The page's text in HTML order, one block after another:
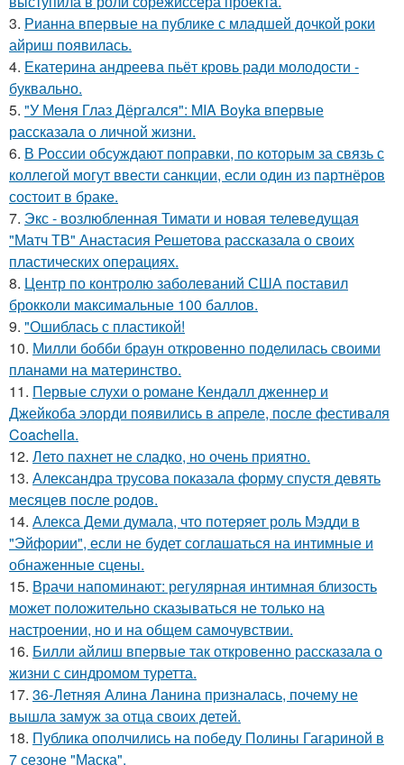
3. Рианна впервые на публике с младшей дочкой роки
айриш появилась.
4. Екатерина андреева пьёт кровь ради молодости -
буквально.
5. "У Меня Глаз Дёргался": MIA Boyka впервые
рассказала о личной жизни.
6. В России обсуждают поправки, по которым за связь с
коллегой могут ввести санкции, если один из партнёров
состоит в браке.
7. Экс - возлюбленная Тимати и новая телеведущая
"Матч ТВ" Анастасия Решетова рассказала о своих
пластических операциях.
8. Центр по контролю заболеваний США поставил
брокколи максимальные 100 баллов.
9. "Ошиблась с пластикой!
10. Милли бобби браун откровенно поделилась своими
планами на материнство.
11. Первые слухи о романе Кендалл дженнер и
Джейкоба элорди появились в апреле, после фестиваля
Coachella.
12. Лето пахнет не сладко, но очень приятно.
13. Александра трусова показала форму спустя девять
месяцев после родов.
14. Алекса Деми думала, что потеряет роль Мэдди в
"Эйфории", если не будет соглашаться на интимные и
обнаженные сцены.
15. Врачи напоминают: регулярная интимная близость
может положительно сказываться не только на
настроении, но и на общем самочувствии.
16. Билли айлиш впервые так откровенно рассказала о
жизни с синдромом туретта.
17. 36-Летняя Алина Ланина призналась, почему не
вышла замуж за отца своих детей.
18. Публика ополчились на победу Полины Гагариной в
7 сезоне "Маска".